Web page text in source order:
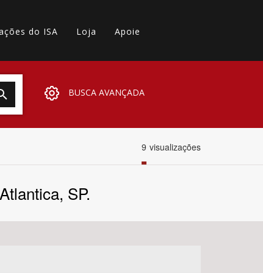
do ISA Loja Apoie
BUSCA AVANÇADA
9 visualizações
SP.